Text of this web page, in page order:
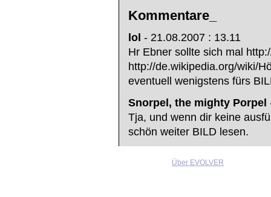
Kommentare_
lol - 21.08.2007 : 13.11
Hr Ebner sollte sich mal
http://de.wikipedia.org/wiki/
eventuell wenigstens fürs
Snorpel, the mighty Porpel
Tja, und wenn dir keine
schön weiter BILD lesen.
Über EVOLVER